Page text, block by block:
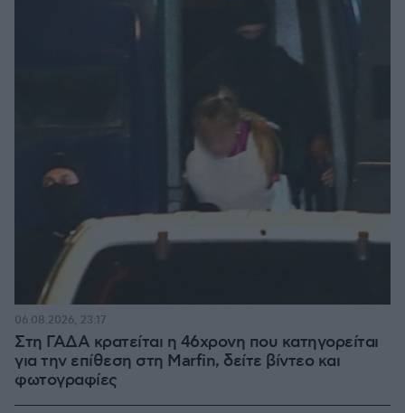
Στη ΓΑΔΑ κρατείται η 46χρονη που κατηγορείται
για την επίθεση στη Marfin, δείτε βίντεο και
φωτογραφίες
06.08.2026, 23:17